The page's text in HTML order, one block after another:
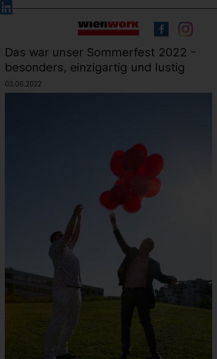
Barrierefreie
Bedienung
Sprachauswahl
Das war unser Sommerfest 2022 -
besonders, einzigartig und lustig
03.06.2022